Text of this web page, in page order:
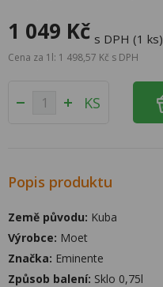
1 049 Kč s DPH (1 ks)
Cena za 1l: 1 498,57 Kč s DPH
KS
Popis produktu
Země původu: Kuba
Výrobce: Moet
Značka: Eminente
Způsob balení: Sklo 0,75l